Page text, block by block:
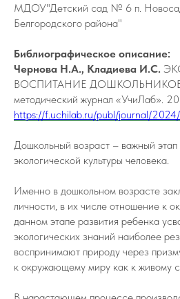
МДОУ"Детский сад № 6 п.
Белгородского района"
Библиографическое описание:
Чернова Н.А., Кладиева И.С.
ВОСПИТАНИЕ ДОШКОЛЬНИКОВ
методический журнал «УчиЛаб».
https://f.uchilab.ru/publ/journal/
Дошкольный возраст – важный этап
экологической культуры человека.
Именно в дошкольном возрасте
личности, в их числе отношение к
данном этапе развития ребенка
экологических знаний наиболее
воспринимают природу через
к окружающему миру как к живому